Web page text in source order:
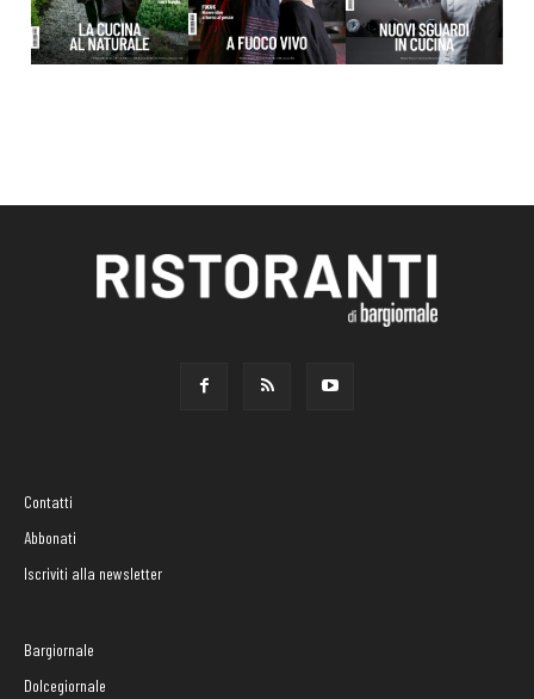
Contatti
Abbonati
Iscriviti alla newsletter
Bargiornale
Dolcegiornale